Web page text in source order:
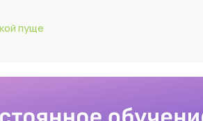
пуще